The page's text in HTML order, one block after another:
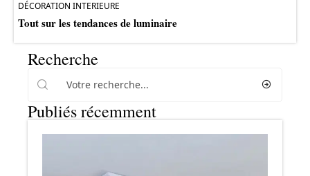
DÉCORATION INTERIEURE
Tout sur les tendances de luminaire
Recherche
Publiés récemment